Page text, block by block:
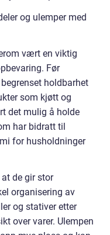
og ulemper med
vært en viktig
Før
holdbarhet
som kjøtt og
det mulig å holde
har bidratt til
for husholdninger
de gir stor
organisering av
og stativer etter
over varer. Ulempen